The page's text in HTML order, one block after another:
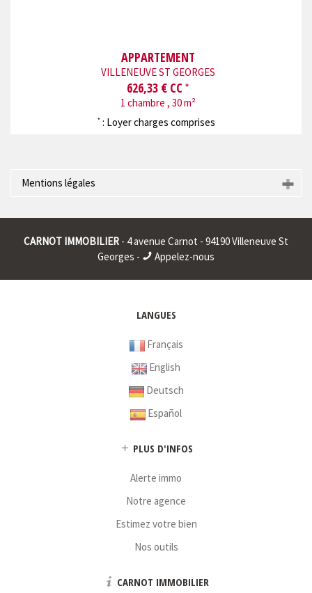
APPARTEMENT
VILLENEUVE ST GEORGES
626,33 € CC *
1 chambre , 30 m²
* : Loyer charges comprises
Mentions légales
Intracommunautaire : * |
CARNOT IMMOBILIER - 4 avenue Carnot - 94190 Villeneuve St
Georges -
Appelez-nous
LANGUES
Français
English
Deutsch
Español
PLUS D'INFOS
Alerte immo
Notre agence
Estimez votre bien
Nos outils
CARNOT IMMOBILIER